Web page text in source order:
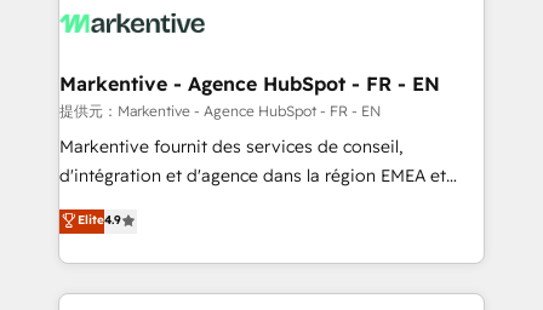
HubSpot大百科 出版 CRM・AI活用に関するご相談、現
せください。
results, fast. ⚙️CRM & RevOps: Align all Hubs to your
🎯Demand Gen & ABM: Drive pipeline with inbound,
ABM, AEO, SEO, & paid media. 👩‍💻Web Design:
Build high-performing websites with UX, messaging,
& conversion strategy that drive results. 🤖AI
AI, & maximize AEO with tailored AI services. 🧩
Integrations: Extend HubSpot with custom
Markentive - Agence HubSpot - FR - EN
提供元：Markentive - Agence HubSpot - FR - EN
Markentive fournit des services de conseil,
d'intégration et d'agence dans la région EMEA et
North America. Avec plus de 115 experts en
marketing automation, Growth, Revops, CRM et
webdesign. Markentive is both a consulting firm, a
digital agency and an integrator. With over 115
Elite4.9